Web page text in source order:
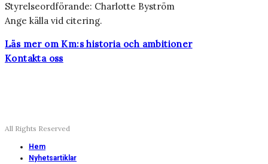
Styrelseordförande: Charlotte Byström
Ange källa vid citering.
Läs mer om Km:s historia och ambitioner
Kontakta oss
All Rights Reserved
Hem
Nyhetsartiklar